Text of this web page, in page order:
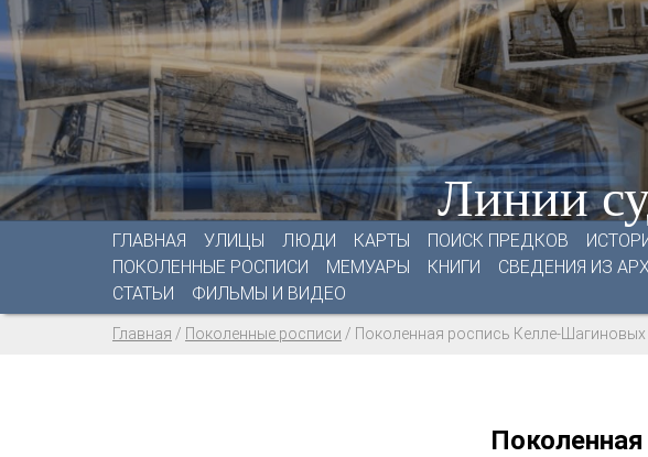
Линии
ГЛАВНАЯ УЛИЦЫ ЛЮДИ КАРТЫ ПОИСК ПРЕДКОВ
ПОКОЛЕННЫЕ РОСПИСИ
МЕМУАРЫ КНИГИ СВЕДЕНИЯ ИЗ
СТАТЬИ
ФИЛЬМЫ И ВИДЕО
Главная / Поколенные росписи / Поколенная роспись Келле-Шагиновых